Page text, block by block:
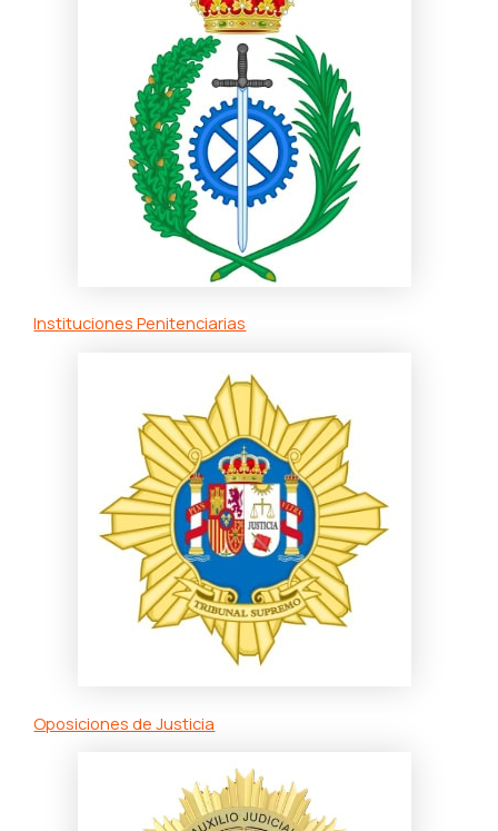
Instituciones Penitenciarias
Oposiciones de Justicia